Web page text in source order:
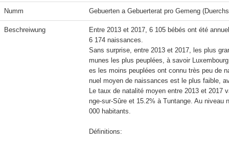
Numm Gebuerten a Gebuerterat pro Gemeng
Beschreiwung
Entre 2013 et 2017, 6 105 bébés ont été
6 174 naissances.
Sans surprise, entre 2013 et 2017, les plus
munes les plus peuplées, à savoir
es les moins peuplées ont connu très peu de
nuel moyen de naissances est le plus faible,
Le taux de natalité moyen entre 2013 et 2017
nge-sur-Sûre et 15.2% à Tuntange. Au
000 habitants.
Définitions: